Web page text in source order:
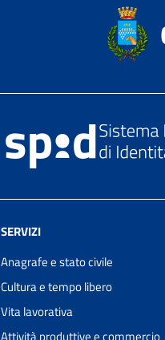
SERVIZI
Anagrafe e stato civile
Cultura e tempo libero
Vita lavorativa
Attività produttive e commercio